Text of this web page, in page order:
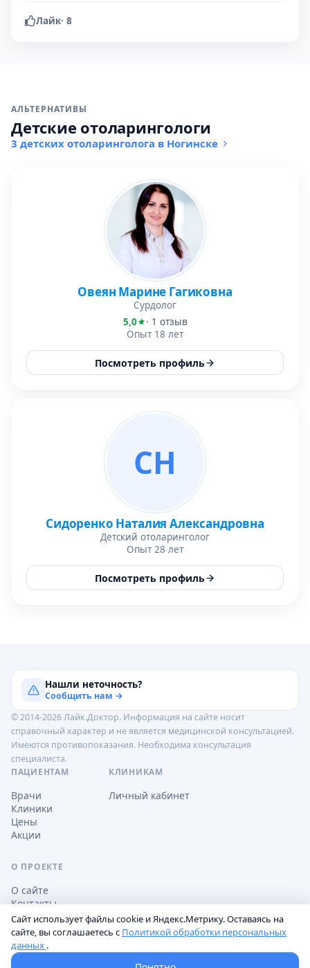
Лайк· 8
АЛЬТЕРНАТИВЫ
Детские отоларингологи
3 детских отоларинголога в Ногинске
Овеян Марине Гагиковна
Сурдолог
5,0
· 1 отзыв
Опыт 18 лет
Посмотреть профиль
СН
Сидоренко Наталия Александровна
Детский отоларинголог
Опыт 28 лет
Посмотреть профиль
Нашли неточность?
Сообщить нам →
© 2014-2026 Лайк.Доктор. Информация на сайте носит
справочный характер и не является медицинской консультацией.
Имеются противопоказания. Необходима консультация
специалиста.
ПАЦИЕНТАМ
Врачи
Клиники
Цены
Акции
КЛИНИКАМ
Личный кабинет
О ПРОЕКТЕ
О сайте
Контакты
Обработка персональных данных
Пользовательское соглашениеНастройки cookie
Сайт использует файлы cookie и Яндекс.Метрику. Оставаясь на
сайте, вы соглашаетесь с Политикой обработки персональных
данных .